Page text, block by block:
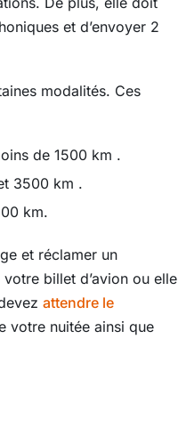
et d’envoyer 2
modalités. Ces
de 1500 km .
3500 km .
km.
et réclamer un
billet d’avion ou elle
attendre le
votre nuitée ainsi que